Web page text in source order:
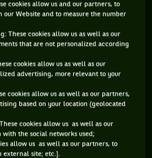
quoi remplir les tribunes des
où le public sera autorisé à
Par contre, pas la peine d’aller
la Fédération internationale (ITF)
hôte pour l’édition 2021 de la
format de l’ancienne Fed Cup.
aussi.
cookies allow us and our partners, to
our Website and to measure the number
These cookies allow us as well as our
that are not personalized according
cookies allow us as well as our
advertising, more relevant to your
cookies allow us as well as our partners,
based on your location (geolocated
cookies allow us as well as our
the social networks used;
allow us as well as our partners, to
external site; etc.].